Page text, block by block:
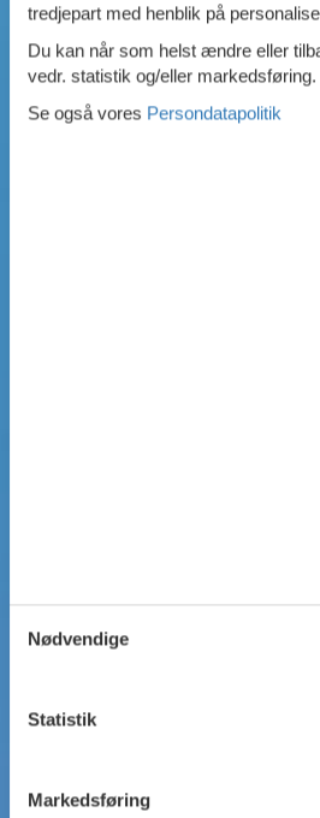
tredjepart med henblik på
Du kan når som helst ændre eller
vedr. statistik og/eller markedsføring.
Se også vores Persondatapolitik
Nødvendige
Statistik
Markedsføring